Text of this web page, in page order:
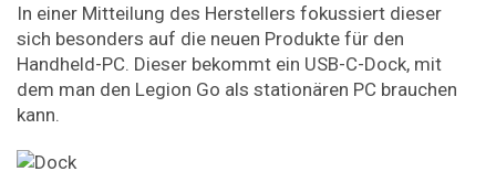
In einer Mitteilung des Herstellers fokussiert dieser
sich besonders auf die neuen Produkte für den
Handheld-PC. Dieser bekommt ein USB-C-Dock, mit
dem man den Legion Go als stationären PC brauchen
kann.